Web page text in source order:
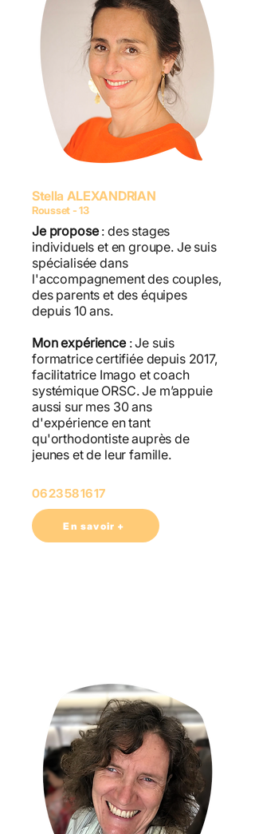
Stella ALEXANDRIAN
Rousset - 13
06 23 58 16 17
Je propose: des stages
individuels et en groupe. Je suis
spécialisée dans
l'accompagnement des couples,
des parents et des équipes
depuis 10 ans.
Mon expérience: Je suis
formatrice certifiée depuis 2017,
facilitatrice Imago et coach
systémique ORSC. Je m’appuie
aussi sur mes 30 ans
d'expérience en tant
qu'orthodontiste auprès de
jeunes et de leur famille.
En savoir +